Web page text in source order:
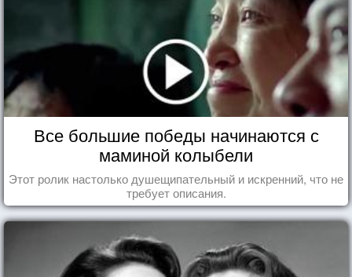
Все большие победы начинаются с
маминой колыбели
Этот ролик настолько душещипательный и искренний, что не
требует описания.